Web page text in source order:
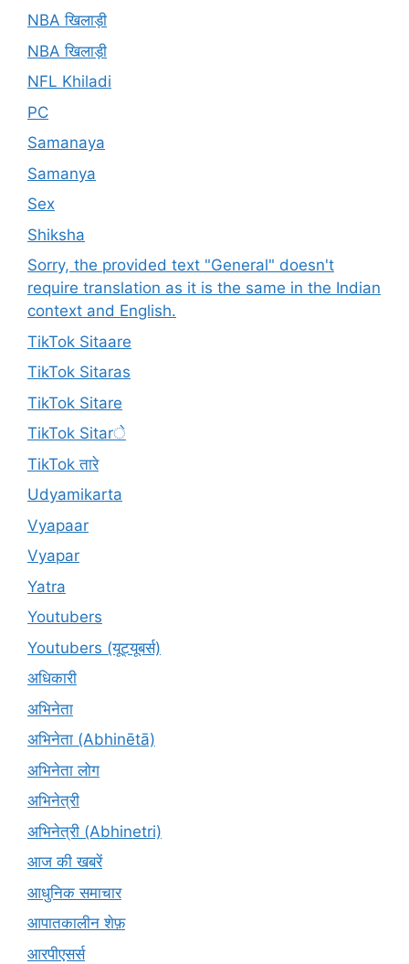
NBA खिलाड़ी
NBA खिलाड़ी
NFL Khiladi
PC
Samanaya
Samanya
Sex
Shiksha
Sorry, the provided text "General" doesn't
require translation as it is the same in the Indian
context and English.
TikTok Sitaare
TikTok Sitaras
TikTok Sitare
TikTok Sitarे
TikTok तारे
Udyamikarta
Vyapaar
Vyapar
Yatra
Youtubers
Youtubers (यूट्यूबर्स)
अधिकारी
अभिनेता
अभिनेता (Abhinētā)
अभिनेता लोग
अभिनेत्री
अभिनेत्री (Abhinetri)
आज की खबरें
आधुनिक समाचार
आपातकालीन शेफ़
आरपीएसर्स